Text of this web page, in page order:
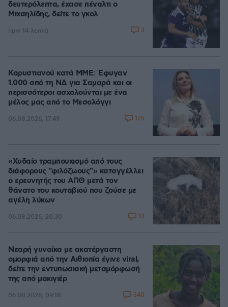
δευτερόλεπτα, έχασε πέναλτι ο
Μιχαηλίδης, δείτε το γκολ
πριν 14 λεπτά 3
Καρυστιανού κατά ΜΜΕ: Έφυγαν
1.000 από τη ΝΔ για Σαμαρά και οι
περισσότεροι ασχολούνται με ένα
μέλος μας από το Μεσολόγγι
06.08.2026, 17:49 125
«Χυδαίο τραμπουκισμό από τους
διάφορους "φιλόζωους"» καταγγέλλει
ο ερευνητής του ΑΠΘ μετά τον
θάνατο του κουταβιού που ζούσε με
αγέλη λύκων
06.08.2026, 20:30 13
Νεαρή γυναίκα με ακατέργαστη
ομορφιά από την Αιθιοπία έγινε viral,
δείτε την εντυπωσιακή μεταμόρφωσή
της από μακιγιέρ
06.08.2026, 09:18 340